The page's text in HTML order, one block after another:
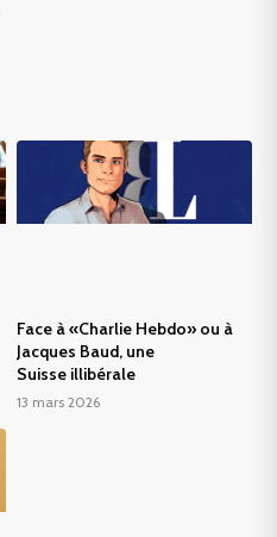
Face à «Charlie Hebdo» ou à
Jacques Baud, une
Suisse illibérale
13 mars 2026